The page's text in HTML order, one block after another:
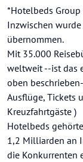
*Hotelbeds
Inzwischen
übernommen.
Mit 35.000
weltweit --ist das
oben
Ausflüge, Tickets
Kreuzfahrtgäste )
Hotelbeds
1,2 Milliarden an
die Konkurrenten